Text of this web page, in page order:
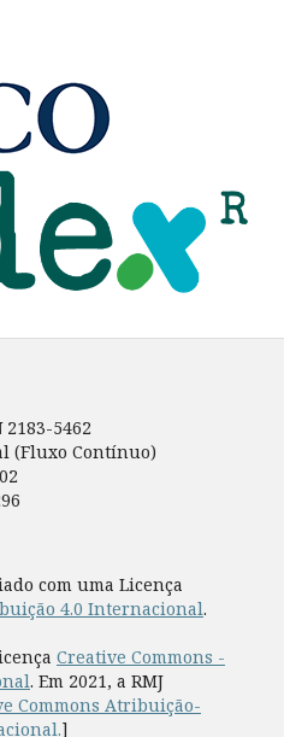
2183-5462
(Fluxo Contínuo)
com uma Licença
4.0 Internacional.
Creative Commons -
. Em 2021, a RMJ
Commons Atribuição-
]